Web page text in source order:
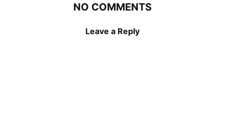
NO COMMENTS
Leave a Reply